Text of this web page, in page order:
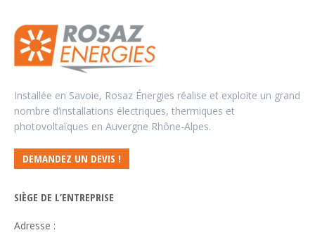
Installée en Savoie, Rosaz Énergies réalise et exploite un grand
nombre d’installations électriques, thermiques et
photovoltaïques en Auvergne Rhône-Alpes.
DEMANDEZ UN DEVIS !
SIÈGE DE L’ENTREPRISE
Adresse :